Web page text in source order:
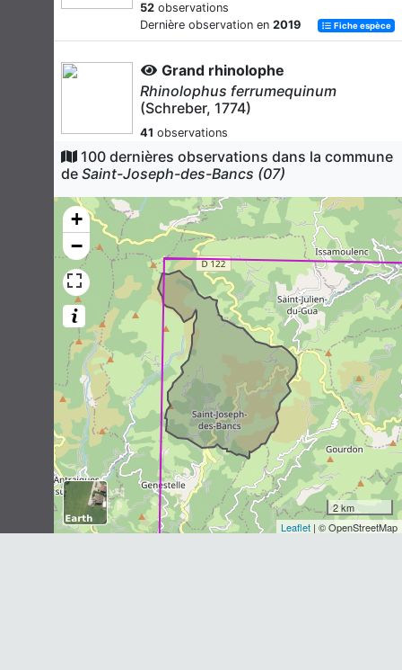
52 observations
Dernière observation en 2019 Fiche espèce
Grand rhinolophe
Rhinolophus ferrumequinum
(Schreber, 1774)
41 observations
Dernière observation en
2019
Murin de Daubenton
Myotis daubentonii (Kuhl, 1817)
40observations
Dernière observation en2019 Fiche espèce
Castor d'Eurasie
Castor fiberLinnaeus, 1758
32
observations
Dernière observation en2018 Fiche espèce
Pipistrelle de Kuhl
Pipistrellus kuhlii
(Nattererin Kuhl,
1817)
32
observations
Dernière observation en2019 Fiche espèce
Barbastelle d'Europe
100 dernières observations dans la commune
de Saint-Joseph-des-Bancs (07)
+
−
2 km
Leaflet | © OpenStreetMap